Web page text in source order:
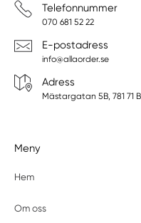
Telefonnummer
070 681 52 22
E-postadress
info@allaorder.se
Adress
Mästargatan 5B, 781 71
Meny
Hem
Om oss